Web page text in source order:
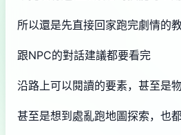
所以還是先直接回家跑完劇情的
跟NPC的對話建議都要看完
沿路上可以閱讀的要素，甚至是
甚至是想到處亂跑地圖探索，也